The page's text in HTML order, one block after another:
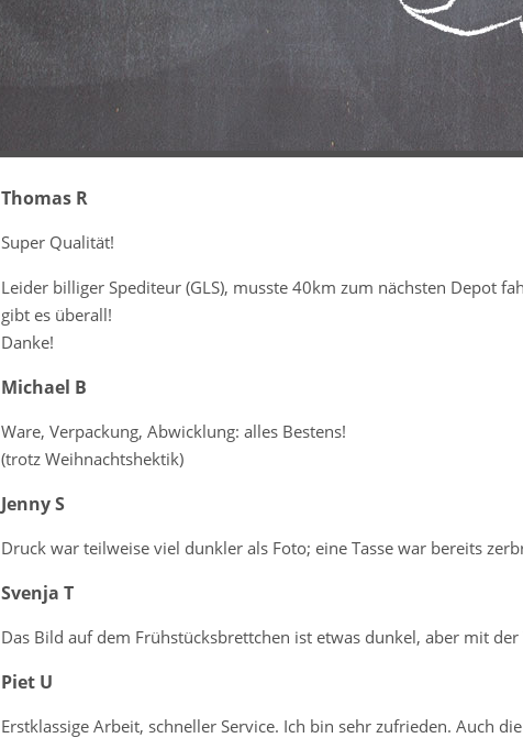
Thomas R
Super Qualität!
Leider billiger Spediteur (GLS), musste 40km zum nächsten Depot
gibt es überall!
Danke!
Michael B
Ware, Verpackung, Abwicklung: alles Bestens!
(trotz Weihnachtshektik)
Jenny S
Druck war teilweise viel dunkler als Foto; eine Tasse war bereits
Svenja T
Das Bild auf dem Frühstücksbrettchen ist etwas dunkel, aber mit
Piet U
Erstklassige Arbeit, schneller Service. Ich bin sehr zufrieden. Auch